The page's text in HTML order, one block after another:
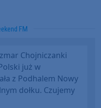
FM
Chojniczanki
już w
z Podhalem Nowy
dołku. Czujemy